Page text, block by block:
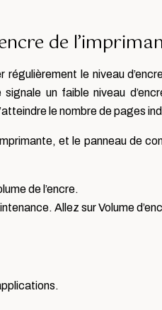
de
le niveau
signale un faible niveau
le nombre de pages
et le panneau de
de l’encre.
Allez sur Volume